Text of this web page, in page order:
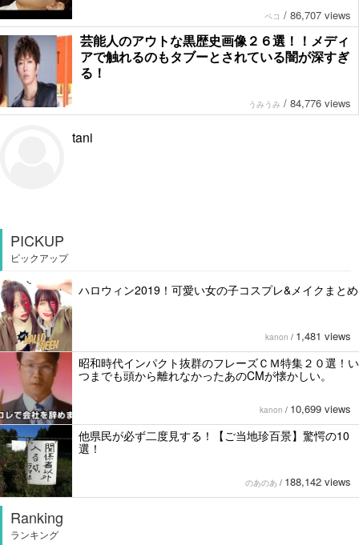
ペコ / 86,707 views
芸能人のアウトな黒歴史画像２６選！！メディ
アで触れるのもタブーとされている闇が深すぎ
る！
うみうみ / 84,776 views
tani
PICKUP
ピックアップ
ハロウィン2019！可愛い女の子コスプレ&メイクまとめ
kanon / 1,481 views
昭和時代インパクト抜群のフレーズＣＭ特集２０選！い
つまでも頭から離れなかったあのCMが懐かしい。
kanon / 10,699 views
他県民が必ず二度見する！【ご当地珍百景】驚愕の10
選！
のあのあ / 188,142 views
Ranking
ランキング